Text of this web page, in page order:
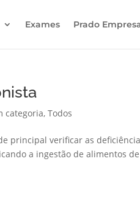
Exames Prado
categoria,Todos
principal verificar as
a ingestão de alimentos